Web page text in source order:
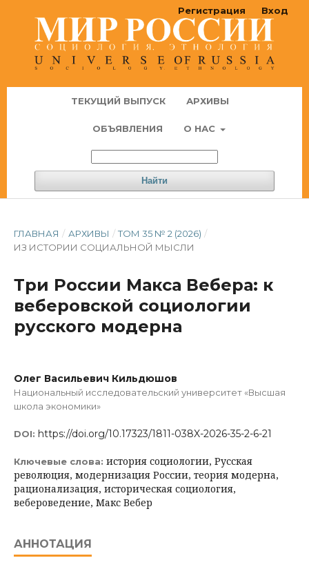
ТЕКУЩИЙ ВЫПУСК АРХИВЫ
ОБЪЯВЛЕНИЯ О НАС
Найти
Регистрация Вход
ГЛАВНАЯ / АРХИВЫ / ТОМ 35 № 2 (2026) /
ИЗ ИСТОРИИ СОЦИАЛЬНОЙ МЫСЛИ
Три России Макса Вебера: к
веберовской социологии
русского модерна
Олег Васильевич Кильдюшов
Национальный исследовательский университет «Высшая
школа экономики»
DOI: https://doi.org/10.17323/1811-038X-2026-35-2-6-21
Ключевые слова: история социологии, Русская
революция, модернизация России, теория модерна,
рационализация, историческая социология,
вебероведение, Макс Вебер
АННОТАЦИЯ